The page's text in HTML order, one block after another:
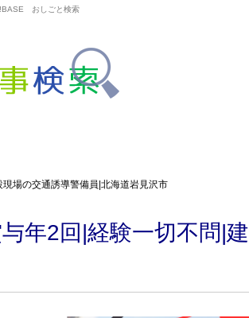
おしごと検索
場の交通誘導警備員|北海道岩見沢市
年2回|経験一切不問|